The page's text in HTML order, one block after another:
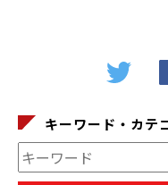
キーワード・カテ